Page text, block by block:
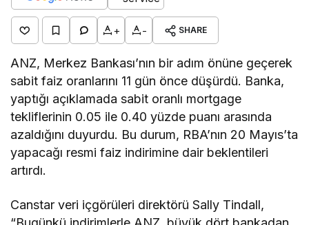
+ - SHARE
ANZ, Merkez Bankası’nın bir adım önüne geçerek
sabit faiz oranlarını 11 gün önce düşürdü. Banka,
yaptığı açıklamada sabit oranlı mortgage
tekliflerinin 0.05 ile 0.40 yüzde puanı arasında
azaldığını duyurdu. Bu durum, RBA’nın 20 Mayıs’ta
yapacağı resmi faiz indirimine dair beklentileri
artırdı.
Canstar veri içgörüleri direktörü Sally Tindall,